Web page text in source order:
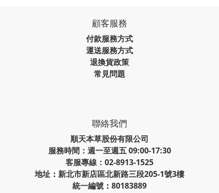
顧客服務
付款服務方式
運送服務方式
退換貨政策
常見問題
聯絡我們
順天本草股份有限公司
服務時間：週一至週五 09:00-17:30
客服專線：02-8913-1525
地址 ： 新北市新店區北新路三段205-1號3樓
統一編號 ： 80183889